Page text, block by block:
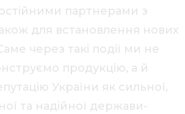
партнерами з
для встановлення нових
через такі події ми не
продукцію, а й
України як сильної,
та надійної держави-